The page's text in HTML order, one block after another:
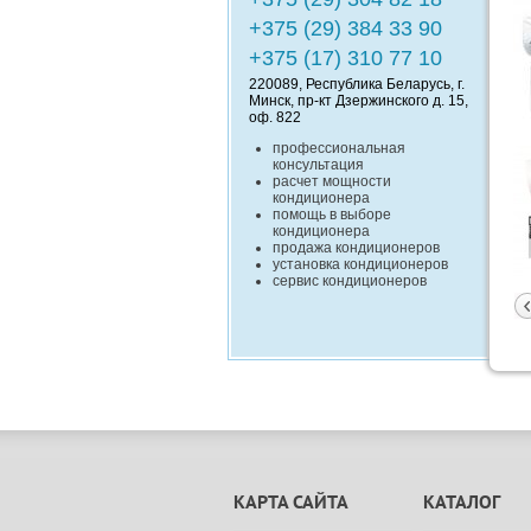
+375 (29) 384 33 90
+375 (17) 310 77 10
220089, Республика Беларусь, г.
Минск, пр-кт Дзержинского д. 15,
оф. 822
профессиональная
консультация
расчет мощности
кондиционера
помощь в выборе
кондиционера
продажа кондиционеров
установка кондиционеров
сервис кондиционеров
КАРТА САЙТА КАТАЛОГ